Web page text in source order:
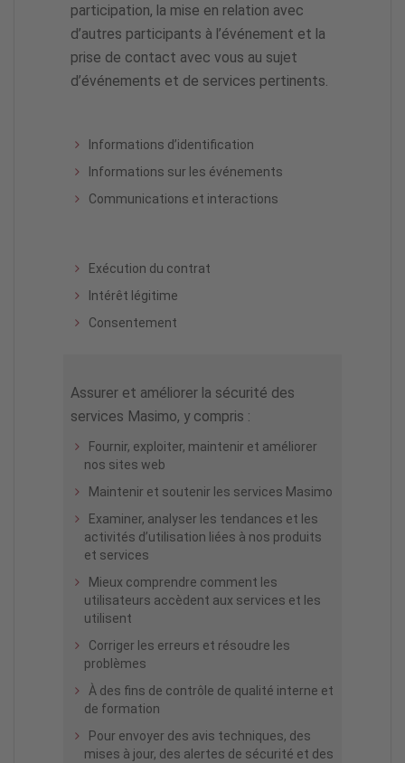
participation, la mise en relation avec
d’autres participants à l’événement et la
prise de contact avec vous au sujet
d’événements et de services pertinents.
Informations d’identification
Informations sur les événements
Communications et interactions
Exécution du contrat
Intérêt légitime
Consentement
Assurer et améliorer la sécurité des
services Masimo, y compris :
Fournir, exploiter, maintenir et améliorer
nos sites web
Maintenir et soutenir les services Masimo
Examiner, analyser les tendances et les
activités d’utilisation liées à nos produits
et services
Mieux comprendre comment les
utilisateurs accèdent aux services et les
utilisent
Corriger les erreurs et résoudre les
problèmes
À des fins de contrôle de qualité interne et
de formation
Pour envoyer des avis techniques, des
mises à jour, des alertes de sécurité et des